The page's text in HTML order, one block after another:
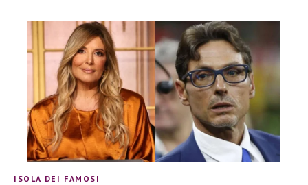
ISOLA DEI FAMOSI